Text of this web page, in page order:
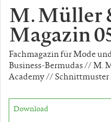
M. Müller
Magazin
Fachmagazin für Mode
Business-Bermudas // M.
Academy //
Download